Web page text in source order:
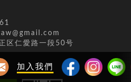
加入我們
区仁愛路一段50号